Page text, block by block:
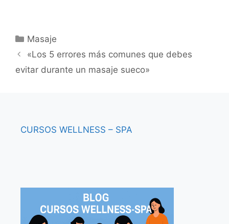
Categorías
Masaje
«Los 5 errores más comunes que debes
evitar durante un masaje sueco»
CURSOS WELLNESS – SPA